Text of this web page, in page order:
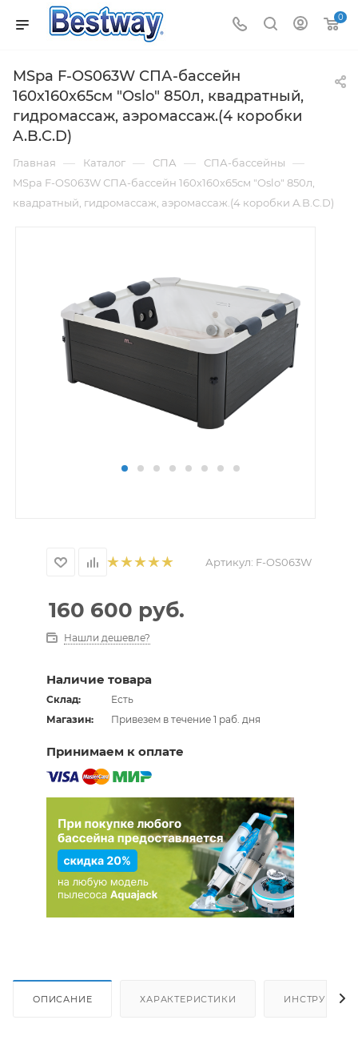
0
MSpa F-OS063W СПА-бассейн
160х160х65см "Oslo" 850л, квадратный,
гидромассаж, аэромассаж.(4 коробки
A.B.C.D)
Главная — Каталог — СПА — СПА-бассейны —
MSpa F-OS063W СПА-бассейн 160х160х65см "Oslo" 850л,
квадратный, гидромассаж, аэромассаж.(4 коробки A.B.C.D)
Артикул: F-OS063W
160 600 руб.
Нашли дешевле?
Наличие товара
Склад:
Есть
Магазин:
Привезем в течение 1 раб. дня
Принимаем к оплате
ОПИСАНИЕ ХАРАКТЕРИСТИКИ